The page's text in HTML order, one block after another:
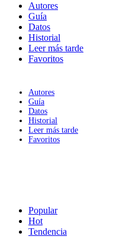
Autores
Guía
Datos
Historial
Leer más tarde
Favoritos
Autores
Guía
Datos
Historial
Leer más tarde
Favoritos
Popular
Hot
Tendencia